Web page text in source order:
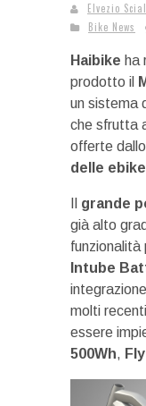
Elvezio
Bike News
Haibike ha
prodotto il
un sistema
che sfrutta
offerte dallo
delle
grande
già alto
funzionalità
Intube
molti
essere
500Wh,